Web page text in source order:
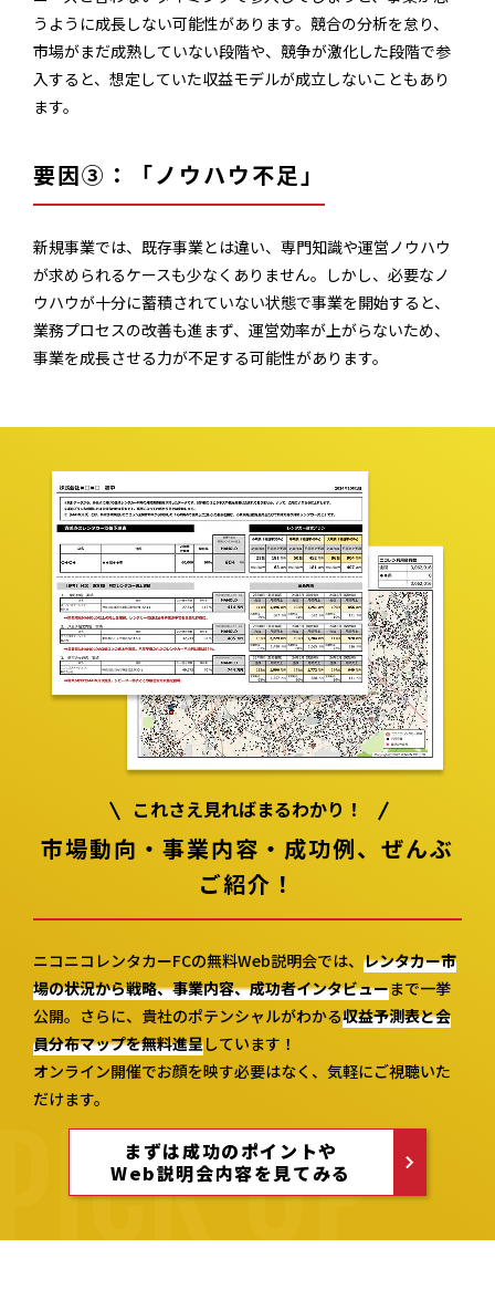
うように成長しない可能性があります。競合の分析を怠り、
市場がまだ成熟していない段階や、競争が激化した段階で参
入すると、想定していた収益モデルが成立しないこともあり
ます。
要因③：「ノウハウ不足」
新規事業では、既存事業とは違い、専門知識や運営ノウハウ
が求められるケースも少なくありません。しかし、必要なノ
ウハウが十分に蓄積されていない状態で事業を開始すると、
業務プロセスの改善も進まず、運営効率が上がらないため、
事業を成長させる力が不足する可能性があります。
これさえ見ればまるわかり！
市場動向・事業内容・成功例、 ぜんぶ
ご紹介！
ニコニコレンタカーFCの無料Web説明会では、 レンタカー市
場の状況から戦略、事業内容、成功者インタビューまで一挙
公開。さらに、貴社のポテンシャルがわかる収益予測表と会
員分布マップを無料進呈しています！
オンライン開催でお顔を映す必要はなく、気軽にご視聴いた
だけます。
まずは成功のポイントや
Web説明会内容を見てみる